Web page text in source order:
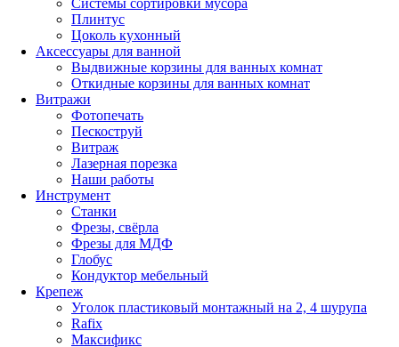
Плинтус
Цоколь кухонный
Аксессуары для ванной
Выдвижные корзины для ванных комнат
Откидные корзины для ванных комнат
Витражи
Фотопечать
Пескоструй
Витраж
Лазерная порезка
Наши работы
Инструмент
Станки
Фрезы, свёрла
Фрезы для МДФ
Глобус
Кондуктор мебельный
Крепеж
Уголок пластиковый монтажный на 2, 4 шурупа
Rafix
Максификс